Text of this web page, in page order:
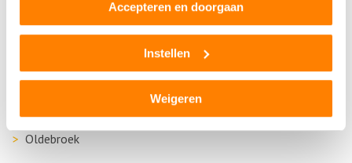
Accepteren en doorgaan
Instellen
Weigeren
Malden
Nijkerkerveen
Nunspeet
Oldebroek